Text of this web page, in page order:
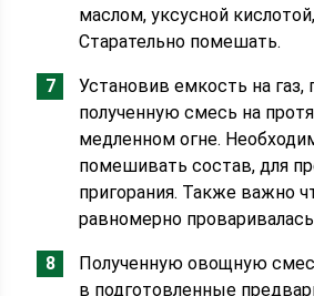
маслом, уксусной
Старательно помешать.
Установив емкость на газ,
полученную смесь на
медленном огне.
помешивать состав, для
пригорания. Также важно
равномерно
Полученную овощную
в подготовленные